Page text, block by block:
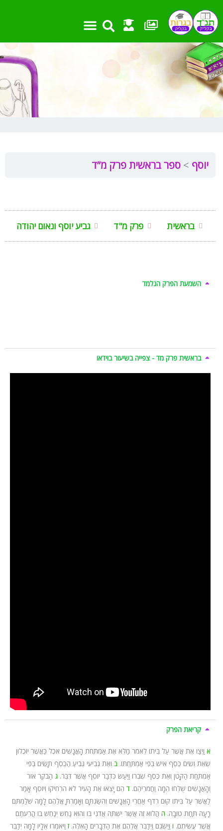
לתוכן
יוסף ספר בראשית פרק מ”ד
בראשית פרק מ"ד גביע יוסף ונאום יהודה
השמעת הפרק הנלמד
בראשית פרק מד - צפייה בשיעור בוידאו
קריאת הפרק
א וַיְצַו אֶת אֲשֶׁר עַל בֵּיתוֹ לֵאמֹר מַלֵּא אֶת אַמְתְּחֹת הָאֲנָשִׁים אֹכֶל כַּאֲשֶׁר יוּכְלוּן
שְׂאֵת וְשִׂים כֶּסֶף אִישׁ בְּפִי אַמְתַּחְתּוֹ. ב וְאֶת גְּבִיעִי גְּבִיעַ הַכֶּסֶף תָּשִׂים בְּפִי
אַמְתַּחַת הַקָּטֹן וְאֵת כֶּסֶף שִׁבְרוֹ וַיַּעַשׂ כִּדְבַר יוֹסֵף אֲשֶׁר דִּבֵּר. ג הַבֹּקֶר אוֹר
וְהָאֲנָשִׁים שֻׁלְּחוּ הֵמָּה וַחֲמֹרֵיהֶם. ד הֵם יָצְאוּ אֶת הָעִיר לֹא הִרְחִיקוּ וְיוֹסֵף אָמַר
לַאֲשֶׁר עַל בֵּיתוֹ קוּם רְדֹף אַחֲרֵי הָאֲנָשִׁים וְהִשַּׂגְתָּם וְאָמַרְתָּ אֲלֵהֶם לָמָּה שִׁלַּמְתֶּם
רָעָה תַּחַת טוֹבָה. ה הֲלוֹא זֶה אֲשֶׁר יִשְׁתֶּה אֲדֹנִי בּוֹ וְהוּא נַחֵשׁ יְנַחֵשׁ בּוֹ הֲרֵעֹתֶם
אֲשֶׁר עֲשִׂיתֶם. ו וַיַּשִּׂגֵם וַיְדַבֵּר אֲלֵהֶם אֶת הַדְּבָרִים הָאֵלֶּה. ז וַיֹּאמְרוּ אֵלָיו לָמָּה יְדַבֵּר